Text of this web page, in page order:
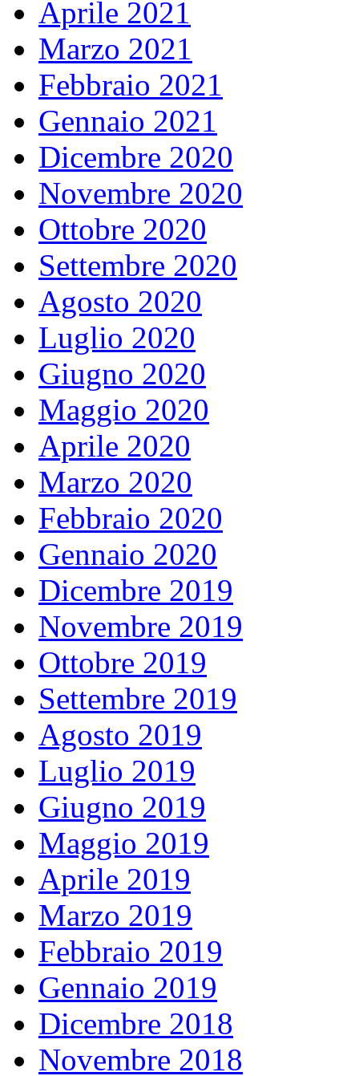
Aprile 2021
Marzo 2021
Febbraio 2021
Gennaio 2021
Dicembre 2020
Novembre 2020
Ottobre 2020
Settembre 2020
Agosto 2020
Luglio 2020
Giugno 2020
Maggio 2020
Aprile 2020
Marzo 2020
Febbraio 2020
Gennaio 2020
Dicembre 2019
Novembre 2019
Ottobre 2019
Settembre 2019
Agosto 2019
Luglio 2019
Giugno 2019
Maggio 2019
Aprile 2019
Marzo 2019
Febbraio 2019
Gennaio 2019
Dicembre 2018
Novembre 2018